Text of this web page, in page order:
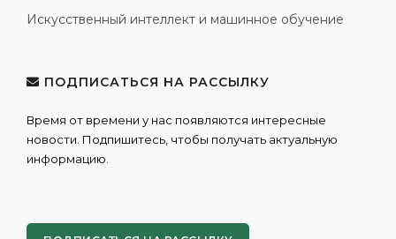
Искусственный интеллект и машинное обучение
ПОДПИСАТЬСЯ НА РАССЫЛКУ
Время от времени у нас появляются интересные
новости. Подпишитесь, чтобы получать актуальную
информацию.